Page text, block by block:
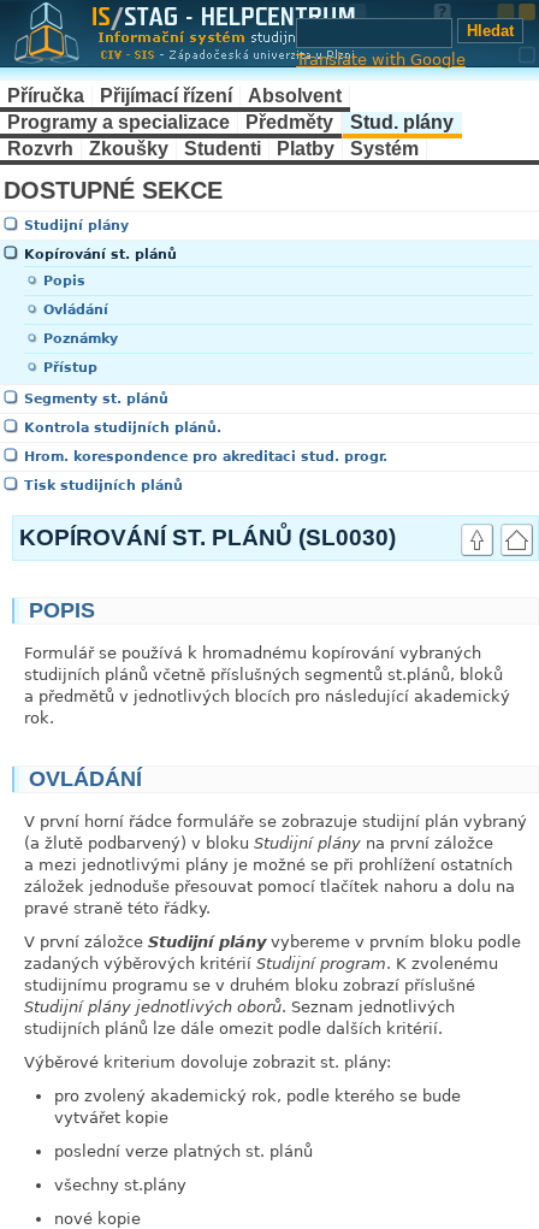
Translate with Google
Příručka Přijímací řízení
Absolvent
Programy a specializace
Předměty
Stud. plány
Rozvrh
Zkoušky Studenti Platby Systém
DOSTUPNÉ SEKCE
Studijní plány
Kopírování st. plánů
Popis
Ovládání
Poznámky
Přístup
Segmenty st. plánů
Kontrola studijních plánů.
Hrom. korespondence pro akreditaci stud. progr.
Tisk studijních plánů
KOPÍROVÁNÍ ST. PLÁNŮ (SL0030)
POPIS
Formulář se používá k hromadnému kopírování vybraných
studijních plánů včetně příslušných segmentů st.plánů, bloků
a předmětů v jednotlivých blocích pro následující akademický
rok.
OVLÁDÁNÍ
V první horní řádce formuláře se zobrazuje studijní plán vybraný
(a žlutě podbarvený) v bloku Studijní plány na první záložce
a mezi jednotlivými plány je možné se při prohlížení ostatních
záložek jednoduše přesouvat pomocí tlačítek nahoru a dolu na
pravé straně této řádky.
V první záložce Studijní plány vybereme v prvním bloku podle
zadaných výběrových kritérií Studijní program. K zvolenému
studijnímu programu se v druhém bloku zobrazí příslušné
Studijní plány jednotlivých oborů. Seznam jednotlivých
studijních plánů lze dále omezit podle dalších kritérií.
Výběrové kriterium dovoluje zobrazit st. plány:
pro zvolený akademický rok, podle kterého se bude
vytvářet kopie
poslední verze platných st. plánů
všechny st.plány
nové kopie